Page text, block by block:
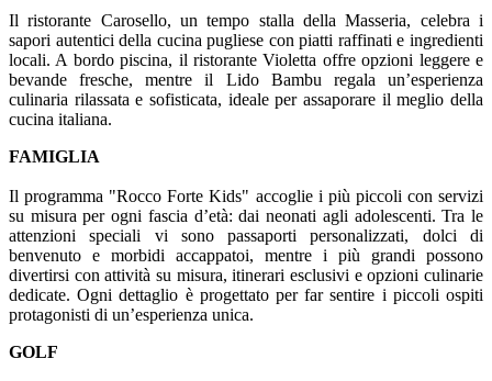
Il ristorante Carosello, un tempo stalla della Masseria, celebra i
sapori autentici della cucina pugliese con piatti raffinati e ingredienti
locali. A bordo piscina, il ristorante Violetta offre opzioni leggere e
bevande fresche, mentre il Lido Bambu regala un’esperienza
culinaria rilassata e sofisticata, ideale per assaporare il meglio della
cucina italiana.
FAMIGLIA
Il programma "Rocco Forte Kids" accoglie i più piccoli con servizi
su misura per ogni fascia d’età: dai neonati agli adolescenti. Tra le
attenzioni speciali vi sono passaporti personalizzati, dolci di
benvenuto e morbidi accappatoi, mentre i più grandi possono
divertirsi con attività su misura, itinerari esclusivi e opzioni culinarie
dedicate. Ogni dettaglio è progettato per far sentire i piccoli ospiti
protagonisti di un’esperienza unica.
GOLF